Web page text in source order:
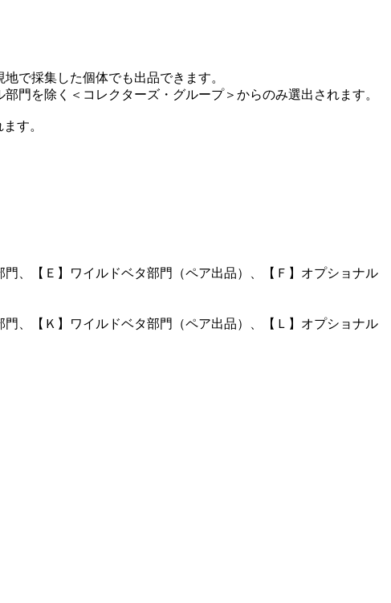
で採集した個体でも出品できます。
門を除く＜コレクターズ・グループ＞からのみ選出されます。
す。
、【Ｅ】ワイルドベタ部門（ペア出品）、【Ｆ】オプショナル
、【Ｋ】ワイルドベタ部門（ペア出品）、【Ｌ】オプショナル